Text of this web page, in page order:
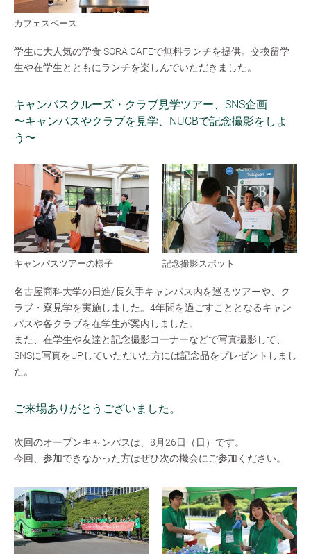
カフェスペース
学生に大人気の学食 SORA CAFEで無料ランチを提供。交換留学
生や在学生とともにランチを楽しんでいただきました。
キャンパスクルーズ・クラブ見学ツアー、SNS企画
〜キャンパスやクラブを見学、NUCBで記念撮影をしよ
う〜
キャンパスツアーの様子 記念撮影スポット
名古屋商科大学の日進/長久手キャンパス内を巡るツアーや、ク
ラブ・寮見学を実施しました。4年間を過ごすこととなるキャン
パスや各クラブを在学生が案内しました。
また、在学生や友達と記念撮影コーナーなどで写真撮影して、
SNSに写真をUPしていただいた方には記念品をプレゼントしまし
た。
ご来場ありがとうございました。
次回のオープンキャンパスは、8月26日（日）です。
今回、参加できなかった方はぜひ次の機会にご参加ください。